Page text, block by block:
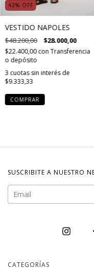
42% OFF
VESTIDO NAPOLES
$48.200,00 $28.000,00
$22.400,00con Transferencia
o depósito
3 cuotas sin interés de
$9.333,33
COMPRAR
SUSCRIBITE A NUESTRO
CATEGORÍAS